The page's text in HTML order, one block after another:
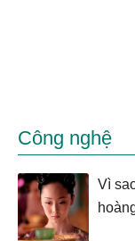
Công nghệ
Vì